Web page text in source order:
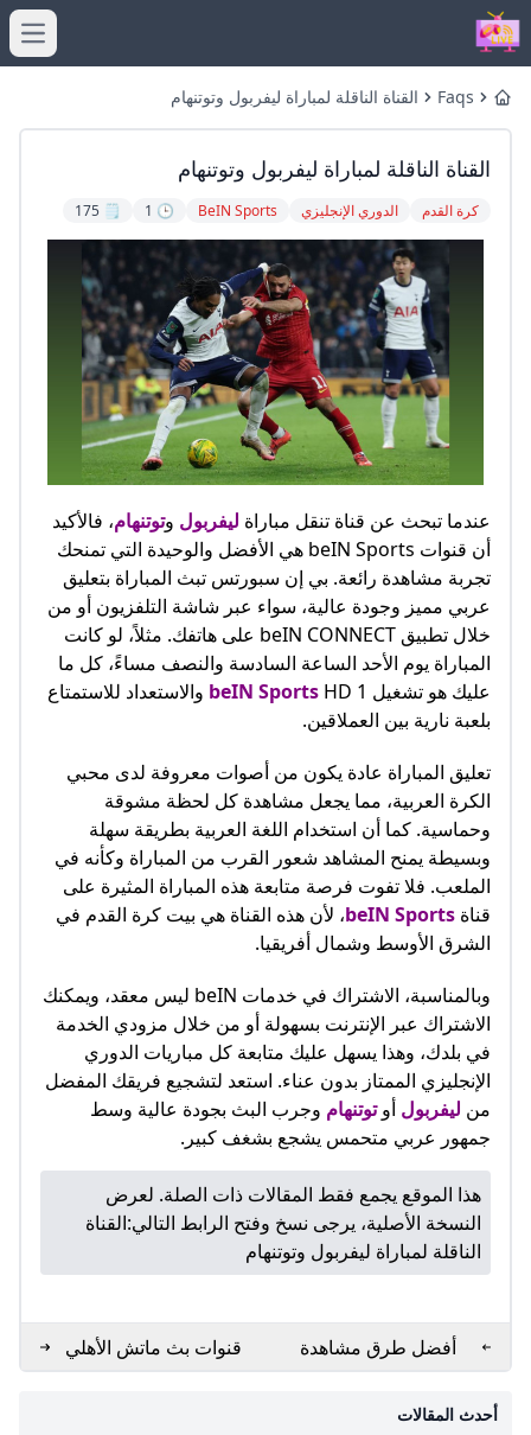
Home
Faqs القناة الناقلة لمباراة ليفربول وتوتنهام
القناة الناقلة لمباراة ليفربول وتوتنهام
كرة القدم الدوري الإنجليزي BeIN Sports
🕒 1
🗒️ 175
عندما تبحث عن قناة تنقل مباراة ليفربول وتوتنهام، فالأكيد
أن قنوات beIN Sports هي الأفضل والوحيدة التي تمنحك
تجربة مشاهدة رائعة. بي إن سبورتس تبث المباراة بتعليق
عربي مميز وجودة عالية، سواء عبر شاشة التلفزيون أو من
خلال تطبيق beIN CONNECT على هاتفك. مثلاً، لو كانت
المباراة يوم الأحد الساعة السادسة والنصف مساءً، كل ما
عليك هو تشغيل
beIN Sports HD 1 والاستعداد للاستمتاع
بلعبة نارية بين العملاقين.
تعليق المباراة عادة يكون من أصوات معروفة لدى محبي
الكرة العربية، مما يجعل مشاهدة كل لحظة مشوقة
وحماسية. كما أن استخدام اللغة العربية بطريقة سهلة
وبسيطة يمنح المشاهد شعور القرب من المباراة وكأنه في
الملعب. فلا تفوت فرصة متابعة هذه المباراة المثيرة على
قناة beIN Sports، لأن هذه القناة هي بيت كرة القدم في
الشرق الأوسط وشمال أفريقيا.
وبالمناسبة، الاشتراك في خدمات beIN ليس معقد، ويمكنك
الاشتراك عبر الإنترنت بسهولة أو من خلال مزودي الخدمة
في بلدك، وهذا يسهل عليك متابعة كل مباريات الدوري
الإنجليزي الممتاز بدون عناء. استعد لتشجيع فريقك المفضل
من ليفربول أوتوتنهام وجرب البث بجودة عالية وسط
جمهور عربي متحمس يشجع بشغف كبير.​
هذا الموقع يجمع فقط المقالات ذات الصلة. لعرض
النسخة الأصلية، يرجى نسخ وفتح الرابط التالي:القناة
الناقلة لمباراة ليفربول وتوتنهام
أفضل طرق مشاهدة
المباريات بث مباشر
قنوات بث ماتش الأهلي
وإنتر ميامي 2025
أحدث المقالات